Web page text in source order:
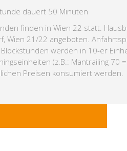
dauert 50 Minuten
finden in Wien 22 statt.
Wien 21/22 angeboten.
werden in 10-er
(z.B.: Mantrailing 70
Preisen konsumiert werden.